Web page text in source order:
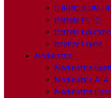
CURRICULUM
Portale PCTO
Portale
Istanze Online
Modulistica
Modulistica
Modulistica ATA
Modulistica